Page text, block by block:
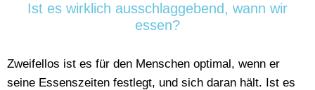
Ist es wirklich ausschlaggebend, wann wir
essen?
Zweifellos ist es für den Menschen optimal, wenn er
seine Essenszeiten festlegt, und sich daran hält. Ist es